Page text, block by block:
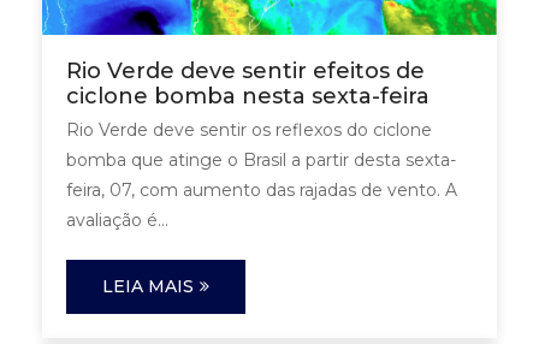
Rio Verde deve sentir efeitos de
ciclone bomba nesta sexta-feira
Rio Verde deve sentir os reflexos do ciclone
bomba que atinge o Brasil a partir desta sexta-
feira, 07, com aumento das rajadas de vento. A
avaliação é...
LEIA MAIS